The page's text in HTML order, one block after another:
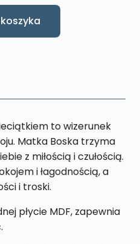
to wizerunek
Matka Boska trzyma
z miłością i czułością.
i łagodnością, a
i troski.
płycie MDF, zapewnia